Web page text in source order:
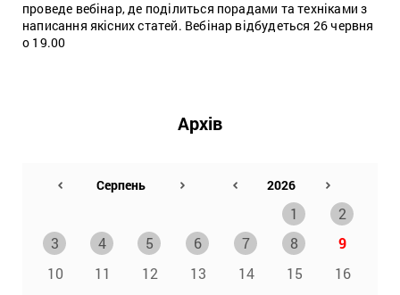
проведе вебінар, де поділиться порадами та техніками з
написання якісних статей. Вебінар відбудеться 26 червня
о 19.00
Архів
1
2
3
4 5 6 7 8
9
10
11 12 13 14 15
16